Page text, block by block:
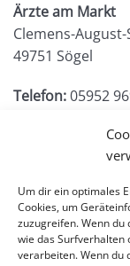
Um dir ein optimales
Cookies, um
zuzugreifen. Wenn du
wie das Surfverhalten
verarbeiten. Wenn du
Ärzte am Markt
Clemens-
49751 Sögel
Telefon:05952